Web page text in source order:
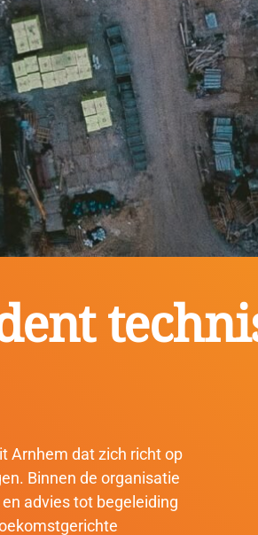
Arnhem dat zich richt op
Binnen de organisatie
advies tot begeleiding